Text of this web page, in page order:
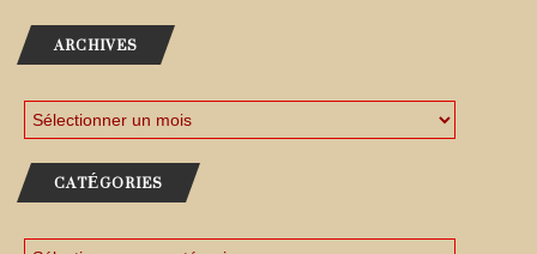
ARCHIVES
CATÉGORIES